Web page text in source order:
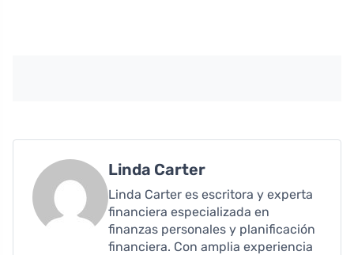
Linda Carter
Linda Carter es escritora y experta
financiera especializada en
finanzas personales y planificación
financiera. Con amplia experiencia